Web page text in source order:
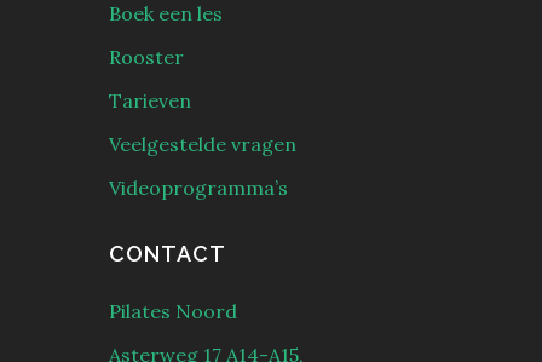
Boek een les
Rooster
Tarieven
Veelgestelde vragen
Videoprogramma’s
CONTACT
Pilates Noord
Asterweg 17 A14-A15,